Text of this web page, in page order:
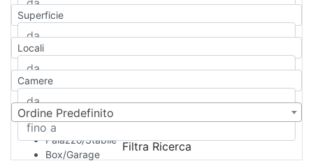
Casa indipendente
Casa Semi-indipendente
Attico/Mansarda
Rustico/Casale
Camera d'Albergo
Multiproprietà
Palazzo/Stabile
Box/Garage
Superficie
Locali
Camere
Ordine Predefinito
Filtra Ricerca